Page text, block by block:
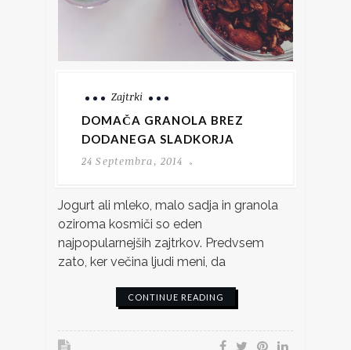
Zajtrki
DOMAČA GRANOLA BREZ
DODANEGA SLADKORJA
24 Septembra, 2014
Jogurt ali mleko, malo sadja in granola
oziroma kosmiči so eden
najpopularnejših zajtrkov. Predvsem
zato, ker večina ljudi meni, da
CONTINUE READING